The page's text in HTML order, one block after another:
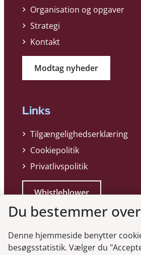
Organisation og opgaver
Strategi
Kontakt
Modtag nyheder
Links
Tilgængelighedserklæring
Cookiepolitik
Privatlivspolitik
Whistleblower
Du bestemmer
Denne hjemmeside benytter
besøgsstatistik. Vælger du